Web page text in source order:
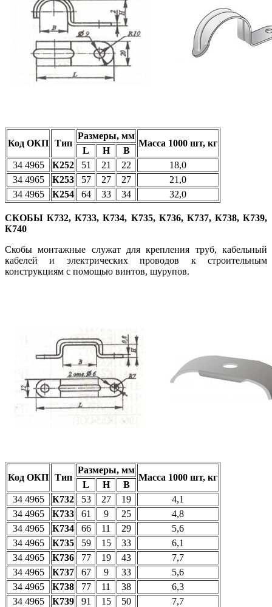
Код ОКП Тип
Размеры, мм
Масса 1000 шт, кг
L H
B
34 4965
К252 51 21 22
18,0
34 4965
К253 57 27 27
21,0
34 4965
К254 64 33 34 32,0
СКОБЫК732,К733,К734, К735, К736, К737, К738, К739,
К740
Скобы монтажные служат для крепления труб, кабельный
кабелей и электрических проводов к строительным
конструкциям с помощью винтов, шурупов.
Код ОКП Тип
Размеры, мм
Масса 1000 шт, кг
L H
B
34 4965
К732 53 27 19
4,1
34 4965
К733 61 9 25
4,8
34 4965
К734 66 11 29
5,6
34 4965
К735 59 15 33
6,1
34 4965
К736 77 19 43
7,7
34 4965
К737 67 9 33
5,6
34 4965
К738 77 11 38
6,3
34 4965
К739 91 15 50
7,7